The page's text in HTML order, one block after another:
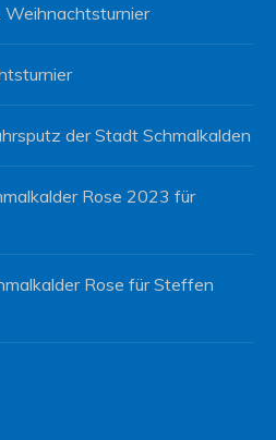
Weihnachtsturnier
der Stadt Schmalkalden
Rose 2023 für
Rose für Steffen